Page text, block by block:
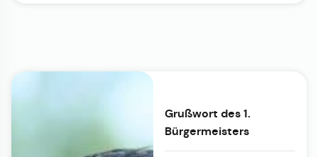
Grußwort des 1.
Bürgermeisters